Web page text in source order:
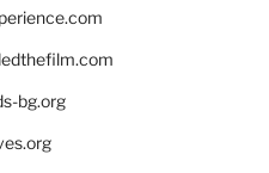
bg.org